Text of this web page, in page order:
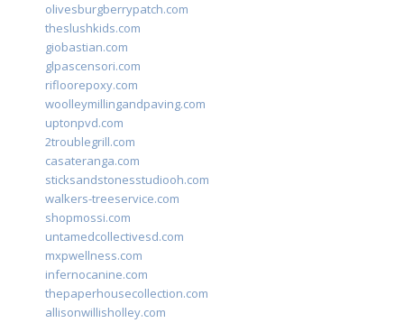
olivesburgberrypatch.com
theslushkids.com
giobastian.com
glpascensori.com
rifloorepoxy.com
woolleymillingandpaving.com
uptonpvd.com
2troublegrill.com
casateranga.com
sticksandstonesstudiooh.com
walkers-treeservice.com
shopmossi.com
untamedcollectivesd.com
mxpwellness.com
infernocanine.com
thepaperhousecollection.com
allisonwillisholley.com